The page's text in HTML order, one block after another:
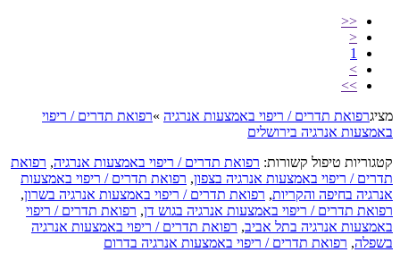
<<
<
1
>
>>
מציגרפואת תדרים / ריפוי באמצעות אנרגיה »רפואת תדרים / ריפוי
באמצעות אנרגיה בירושלים
קטגוריות טיפול קשורות: רפואת תדרים / ריפוי באמצעות אנרגיה, רפואת
תדרים / ריפוי באמצעות אנרגיה בצפון, רפואת תדרים / ריפוי באמצעות
אנרגיה בחיפה והקריות, רפואת תדרים / ריפוי באמצעות אנרגיה בשרון,
רפואת תדרים / ריפוי באמצעות אנרגיה בגוש דן, רפואת תדרים / ריפוי
באמצעות אנרגיה בתל אביב, רפואת תדרים / ריפוי באמצעות אנרגיה
בשפלה, רפואת תדרים / ריפוי באמצעות אנרגיה בדרום